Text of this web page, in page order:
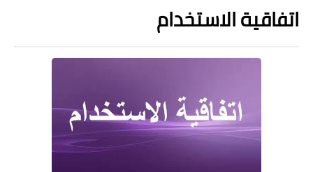
التقنية
وزارة العمل
اخبار الطقس
اتفاقية الاستخدام